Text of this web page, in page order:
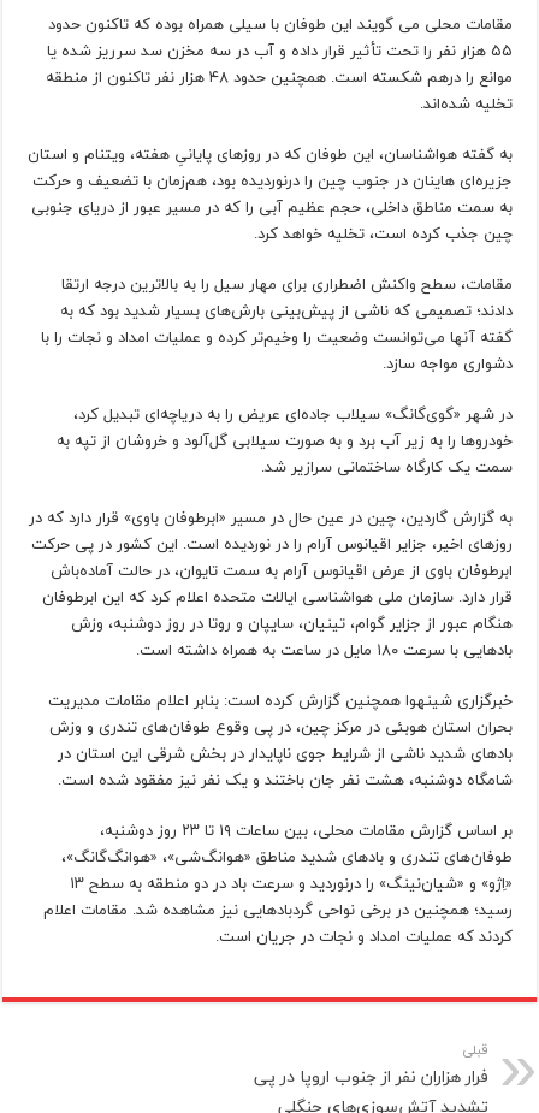
مقامات محلی می گویند این طوفان با سیلی همراه بوده که تاکنون حدود
۵۵ هزار نفر را تحت تأثیر قرار داده و آب در سه مخزن سد سرریز شده یا
موانع را درهم شکسته است. همچنین حدود ۴۸ هزار نفر تاکنون از منطقه
تخلیه شده‌اند.
به گفته هواشناسان، این طوفان که در روزهای پایانیِ هفته، ویتنام و استان
جزیره‌ای هاینان در جنوب چین را درنوردیده بود، هم‌زمان با تضعیف و حرکت
به سمت مناطق داخلی، حجم عظیم آبی را که در مسیر عبور از دریای جنوبی
چین جذب کرده است، تخلیه خواهد کرد.
مقامات، سطح واکنش اضطراری برای مهار سیل را به بالاترین درجه ارتقا
دادند؛ تصمیمی که ناشی از پیش‌بینی بارش‌های بسیار شدید بود که به
گفته آنها می‌توانست وضعیت را وخیم‌تر کرده و عملیات امداد و نجات را با
دشواری مواجه سازد.
در شهر «گوی‌گانگ» سیلاب جاده‌ای عریض را به دریاچه‌ای تبدیل کرد،
خودروها را به زیر آب برد و به صورت سیلابی گل‌آلود و خروشان از تپه به
سمت یک کارگاه ساختمانی سرازیر شد.
به گزارش گاردین، چین در عین حال در مسیر «ابرطوفان باوی» قرار دارد که در
روزهای اخیر، جزایر اقیانوس آرام را در نوردیده است. این کشور در پی حرکت
ابرطوفان باوی از عرض اقیانوس آرام به سمت تایوان، در حالت آماده‌باش
قرار دارد. سازمان ملی هواشناسی ایالات متحده اعلام کرد که این ابرطوفان
هنگام عبور از جزایر گوام، تینیان، سایپان و روتا در روز دوشنبه، وزش
بادهایی با سرعت ۱۸۰ مایل در ساعت به همراه داشته است.
خبرگزاری شینهوا همچنین گزارش کرده است: بنابر اعلام مقامات مدیریت
بحران استان هوبئی در مرکز چین، در پی وقوع طوفان‌های تندری و وزش
بادهای شدید ناشی از شرایط جوی ناپایدار در بخش شرقی این استان در
شامگاه دوشنبه، هشت نفر جان باختند و یک نفر نیز مفقود شده است.
بر اساس گزارش مقامات محلی، بین ساعات ۱۹ تا ۲۳ روز دوشنبه،
طوفان‌های تندری و بادهای شدید مناطق «هوانگ‌شی»، «هوانگ‌گانگ»،
«اِژو» و «شیان‌نینگ» را درنوردید و سرعت باد در دو منطقه به سطح ۱۳
رسید؛ همچنین در برخی نواحی گردبادهایی نیز مشاهده شد. مقامات اعلام
کردند که عملیات امداد و نجات در جریان است.
قبلی
فرار هزاران نفر از جنوب اروپا در پی
تشدید آتش‌سوزی‌های جنگلی